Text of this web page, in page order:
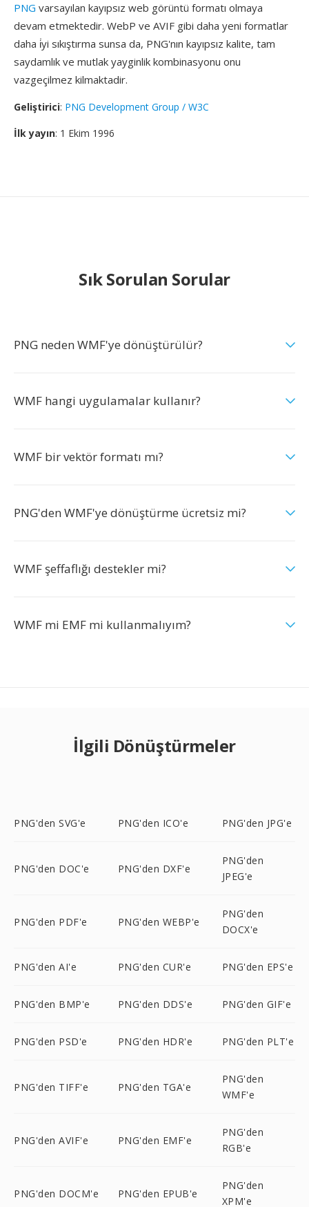
PNG varsayılan kayıpsız web görüntü formatı olmaya
devam etmektedir. WebP ve AVIF gibi daha yeni formatlar
daha i̇yi sıkıştırma sunsa da, PNG'nın kayıpsız kalite, tam
saydamlık ve mutlak yayginlik kombinasyonu onu
vazgeçilmez kilmaktadir.
Geliştirici: PNG Development Group / W3C
İlk yayın: 1 Ekim 1996
Sık Sorulan Sorular
PNG neden WMF'ye dönüştürülür?
WMF hangi uygulamalar kullanır?
WMF bir vektör formatı mı?
PNG'den WMF'ye dönüştürme ücretsiz mi?
WMF şeffaflığı destekler mi?
WMF mi EMF mi kullanmalıyım?
İlgili Dönüştürmeler
PNG'den SVG'e PNG'den ICO'e PNG'den JPG'e
PNG'den DOC'e PNG'den DXF'e
PNG'den
JPEG'e
PNG'den PDF'e PNG'den WEBP'e
PNG'den
DOCX'e
PNG'den AI'e PNG'den CUR'e PNG'den EPS'e
PNG'den BMP'e PNG'den DDS'e PNG'den GIF'e
PNG'den PSD'e PNG'den HDR'e PNG'den PLT'e
PNG'den TIFF'e PNG'den TGA'e
PNG'den
WMF'e
PNG'den AVIF'e PNG'den EMF'e
PNG'den
RGB'e
PNG'den DOCM'e PNG'den EPUB'e
PNG'den
XPM'e